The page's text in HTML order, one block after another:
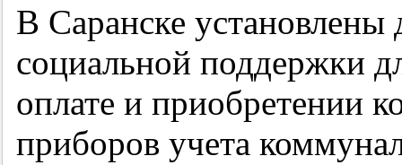
В Саранске
социальной поддержки
оплате и приобретении
приборов учета